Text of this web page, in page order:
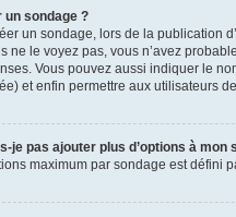
sondage ?
un sondage, lors de la publication
ne le voyez pas, vous n’avez
Vous pouvez aussi indiquer le
et enfin permettre aux utilisateurs
je pas ajouter plus d’options à mon
maximum par sondage est défini